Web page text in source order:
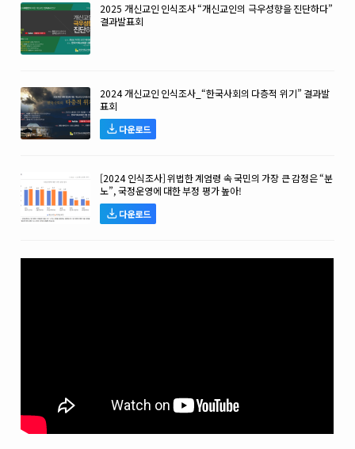
2025 개신교인 인식조사 “개신교인의 극우성향을 진단하다”
결과발표회
2024 개신교인 인식조사_“한국사회의 다층적 위기” 결과발
표회
다운로드
[2024 인식조사] 위법한 계엄령 속 국민의 가장 큰 감정은 “분
노”, 국정운영에 대한 부정 평가 높아!
다운로드